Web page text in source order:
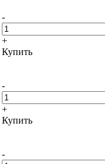
-
+
Купить
-
+
Купить
-